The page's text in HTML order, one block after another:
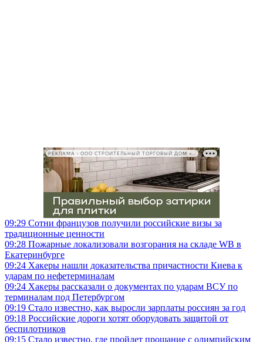
09:29 Сотни французов получили российские визы за
традиционные ценности
09:28 Пожарные локализовали возгорания на складе WB в
Екатеринбурге
09:24 Хакеры нашли доказательства причастности Киева к
ударам по нефетерминалам
09:24 Хакеры рассказали о документах по ударам ВСУ по
терминалам под Петербургом
09:19 Стало известно, как выросли зарплаты россиян за год
09:18 Российские дороги хотят оборудовать защитой от
беспилотников
09:15 Стало известно, где пройдет прощание с олимпийским